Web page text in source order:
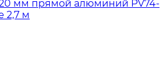
мм прямой алюминий PV74-
2,7 м